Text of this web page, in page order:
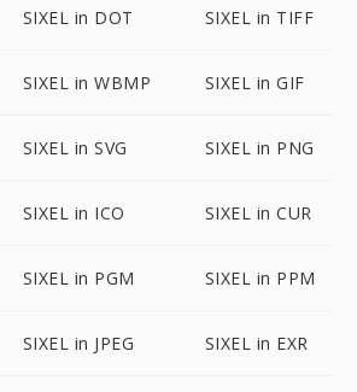
SIXEL in DOT SIXEL in TIFF
SIXEL in WBMP SIXEL in GIF
SIXEL in SVG SIXEL in PNG
SIXEL in ICO SIXEL in CUR
SIXEL in PGM SIXEL in PPM
SIXEL in JPEG SIXEL in EXR